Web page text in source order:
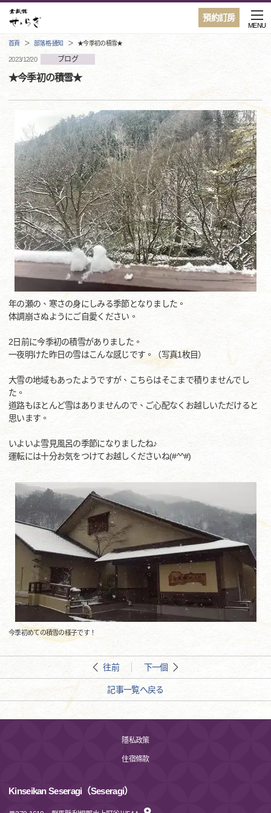
預約訂房
MENU
首頁 部落格·通知 ★今季初の積雪★
2023/12/20 ブログ
★今季初の積雪★
年の瀬の、寒さの身にしみる季節となりました。
体調崩さぬようにご自愛ください。
2日前に今季初の積雪がありました。
一夜明けた昨日の雪はこんな感じです。（写真1枚目）
大雪の地域もあったようですが、こちらはそこまで積りませんでし
た。
道路もほとんど雪はありませんので、ご心配なくお越しいただけると
思います。
いよいよ雪見風呂の季節になりましたね♪
運転には十分お気をつけてお越しくださいね(#^^#)
今季初めての積雪の様子です！
往前 下一個
記事一覧へ戻る
隱私政策
住宿條款
Kinseikan Seseragi（Seseragi）